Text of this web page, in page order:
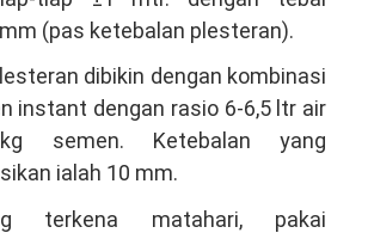
(pas ketebalan plesteran).
dibikin dengan kombinasi
instant dengan rasio 6-6,5 ltr air
semen. Ketebalan yang
ialah 10 mm.
terkena matahari, pakai